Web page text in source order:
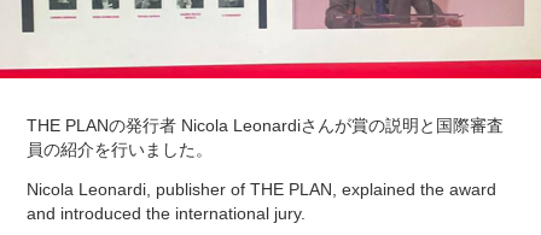
THE PLANの発行者 Nicola Leonardiさんが賞の説明と国際審査
員の紹介を行いました。
Nicola Leonardi, publisher of THE PLAN, explained the award
and introduced the international jury.